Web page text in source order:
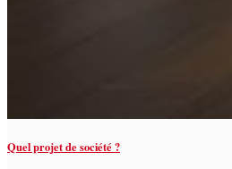
Quel projet de société ?